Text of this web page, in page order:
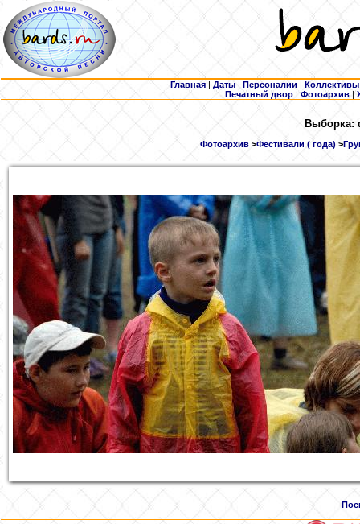
Главная | Даты | Персоналии | Коллективы
Печатный двор |Фотоархив |
Выборка:
Фотоархив>Фестивали ( года)>